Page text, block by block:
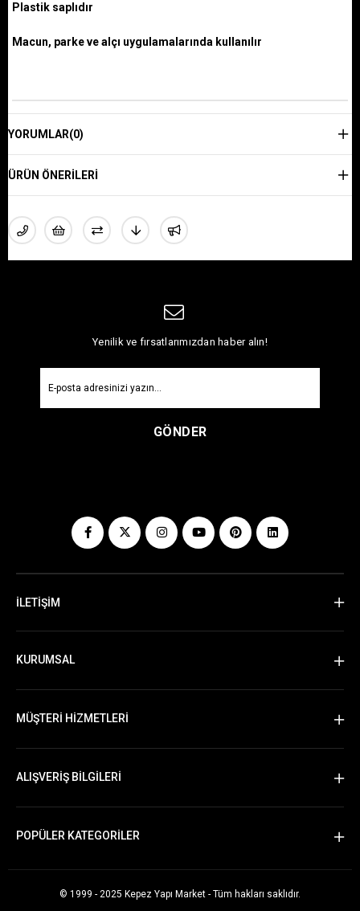
Plastik saplıdır
Macun, parke ve alçı uygulamalarında kullanılır
YORUMLAR(0)
ÜRÜN ÖNERILERI
Yenilik ve fırsatlarımızdan haber alın!
GÖNDER
İLETİŞİM
KURUMSAL
MÜŞTERİ HİZMETLERİ
ALIŞVERİŞ BİLGİLERİ
POPÜLER KATEGORİLER
© 1999 - 2025 Kepez Yapı Market - Tüm hakları saklıdır.